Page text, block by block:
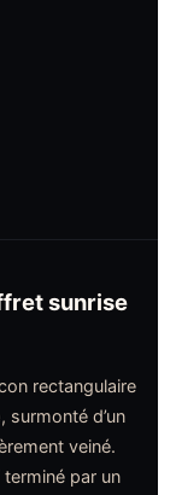
sunrise
rectangulaire
, surmonté d’un
veiné.
terminé par un